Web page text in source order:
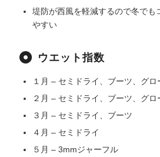
堤防が西風を軽減するので冬でも
やすい
ウエット指数
１月 – セミドライ、ブーツ、グロ
２月 – セミドライ、ブーツ、グロ
３月 – セミドライ、ブーツ
４月 – セミドライ
５月 – 3mmジャーフル